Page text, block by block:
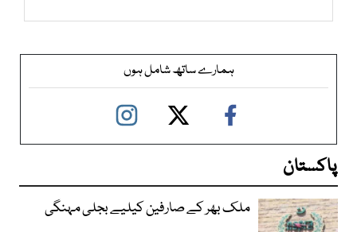
ہمارے ساتھ شامل ہوں
پاکستان
ملک بھر کے صارفین کیلیے بجلی مہنگی